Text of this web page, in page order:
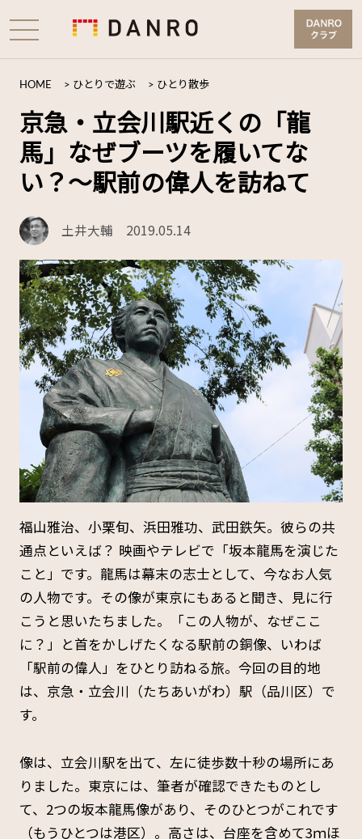
HOME > ひとりで遊ぶ > ひとり散歩
京急・立会川駅近くの「龍
馬」なぜブーツを履いてな
い？～駅前の偉人を訪ねて
土井大輔 2019.05.14
福山雅治、小栗旬、浜田雅功、武田鉄矢。彼らの共
通点といえば？ 映画やテレビで「坂本龍馬を演じた
こと」です。龍馬は幕末の志士として、今なお人気
の人物です。その像が東京にもあると聞き、見に行
こうと思いたちました。「この人物が、なぜここ
に？」と首をかしげたくなる駅前の銅像、いわば
「駅前の偉人」をひとり訪ねる旅。今回の目的地
は、京急・立会川（たちあいがわ）駅（品川区）で
す。
像は、立会川駅を出て、左に徒歩数十秒の場所にあ
りました。東京には、筆者が確認できたものとし
て、2つの坂本龍馬像があり、そのひとつがこれです
（もうひとつは港区）。高さは、台座を含めて3ｍほ